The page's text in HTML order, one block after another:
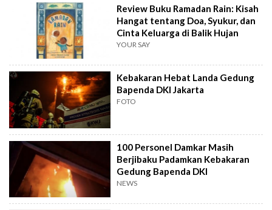
Review Buku Ramadan Rain: Kisah
Hangat tentang Doa, Syukur, dan
Cinta Keluarga di Balik Hujan
YOUR SAY
Kebakaran Hebat Landa Gedung
Bapenda DKI Jakarta
FOTO
100 Personel Damkar Masih
Berjibaku Padamkan Kebakaran
Gedung Bapenda DKI
NEWS